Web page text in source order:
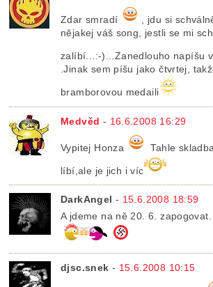
Zdar smradí
, jdu si
nějakej váš song, jestli se mi
zalíbí...:-)...Zanedlouho napíšu
.Jinak sem píšu jako čtvrtej,
bramborovou medaili
Medvěd - 16.6.2008 16:29
Vypitej Honza Tahle
líbí,ale je jich i víc
DarkAngel - 15.6.2008 18:59
A jdeme na ně 20. 6.
djsc.snek - 15.6.2008 10:15